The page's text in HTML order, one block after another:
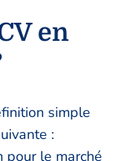
en
simple
:
pour le marché